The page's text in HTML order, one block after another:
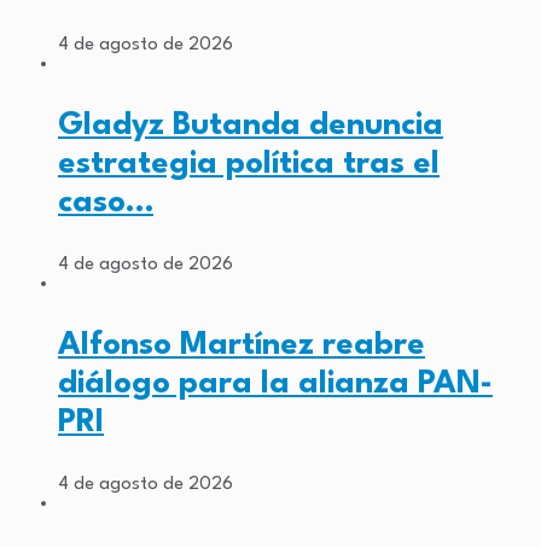
4 de agosto de 2026
Gladyz Butanda denuncia
estrategia política tras el
caso…
4 de agosto de 2026
Alfonso Martínez reabre
diálogo para la alianza PAN-
PRI
4 de agosto de 2026